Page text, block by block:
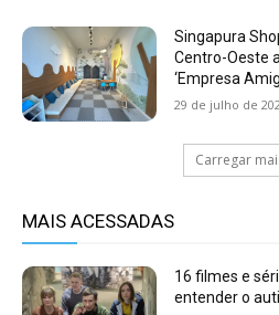
Singapura
Centro-Oeste
‘Empresa
29 de julho de
Carregar
MAIS ACESSADAS
16 filmes e
entender o